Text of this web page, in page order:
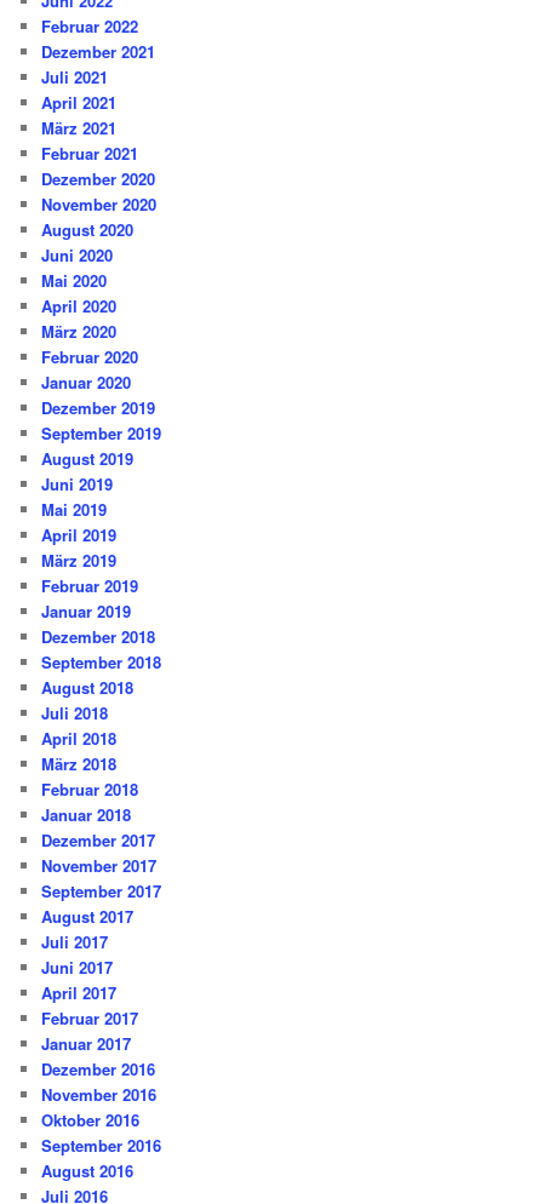
Februar 2022
Dezember 2021
Juli 2021
April 2021
März 2021
Februar 2021
Dezember 2020
November 2020
August 2020
Juni 2020
Mai 2020
April 2020
März 2020
Februar 2020
Januar 2020
Dezember 2019
September 2019
August 2019
Juni 2019
Mai 2019
April 2019
März 2019
Februar 2019
Januar 2019
Dezember 2018
September 2018
August 2018
Juli 2018
April 2018
März 2018
Februar 2018
Januar 2018
Dezember 2017
November 2017
September 2017
August 2017
Juli 2017
Juni 2017
April 2017
Februar 2017
Januar 2017
Dezember 2016
November 2016
Oktober 2016
September 2016
August 2016
Juli 2016